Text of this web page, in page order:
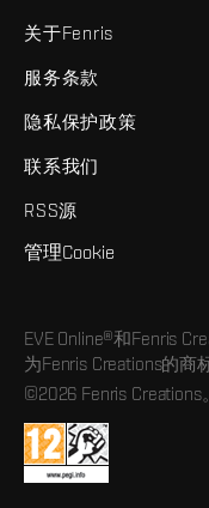
关于Fenris
服务条款
隐私保护政策
联系我们
RSS源
管理Cookie
EVE Online®和Fenris
为Fenris Creations的商
©2026 Fenris Creations